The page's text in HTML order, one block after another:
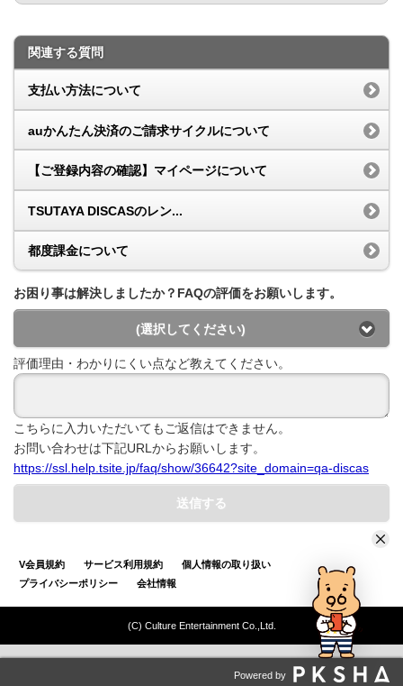
関連する質問
支払い方法について
auかんたん決済のご請求サイクルについて
【ご登録内容の確認】マイページについて
TSUTAYA DISCASのレン...
都度課金について
お困り事は解決しましたか？FAQの評価をお願いします。
(選択してください)
評価理由・わかりにくい点など教えてください。
こちらに入力いただいてもご返信はできません。
お問い合わせは下記URLからお願いします。
https://ssl.help.tsite.jp/faq/show/36642?site_domain=qa-discas
送信する
V会員規約 サービス利用規約
個人情報の取り扱い
プライバシーポリシー
会社情報
(C) Culture Entertainment Co.,Ltd.
Powered by